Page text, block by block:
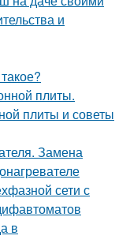
и
плиты.
плиты и советы
Замена
сети с
в